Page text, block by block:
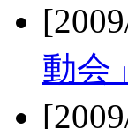
動会